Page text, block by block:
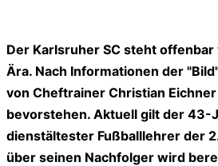
Der Karlsruher SC steht
Ära. Nach Informationen der
von Cheftrainer Christian
bevorstehen. Aktuell gilt der 43-
dienstältester Fußballlehrer der
über seinen Nachfolger wird